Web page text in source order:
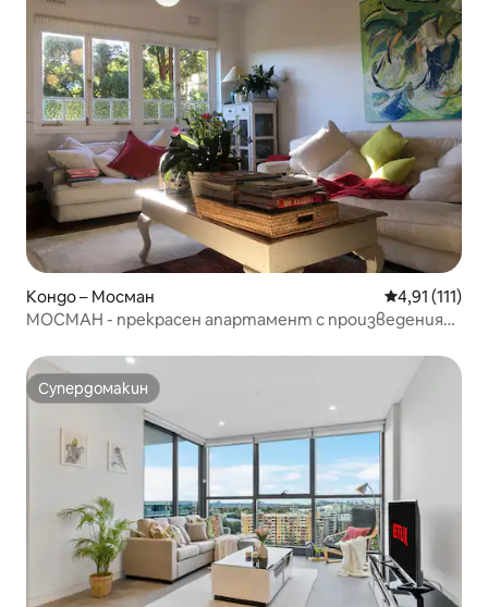
Кондо – Мосман Средна
4,91 (111)
МОСМАН - прекрасен апартамент с произведения
Супердомакин
Супердомакин